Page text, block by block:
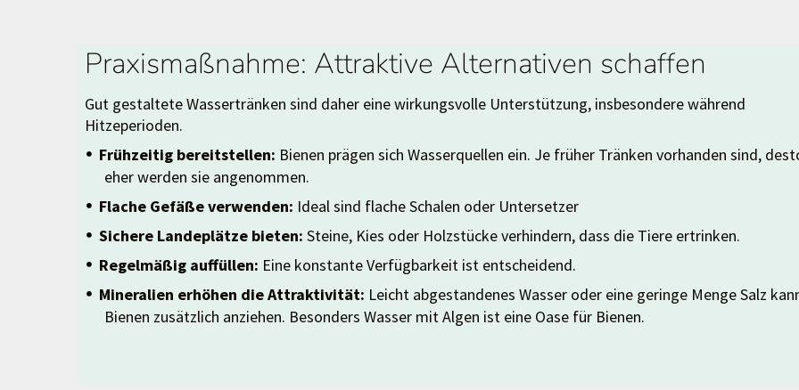
Praxismaßnahme: Attraktive Alternativen schaffen
Gut gestaltete Wassertränken sind daher eine wirkungsvolle Unterstützung, insbesondere während
Hitzeperioden.
Frühzeitig bereitstellen: Bienen prägen sich Wasserquellen ein. Je früher Tränken vorhanden sind,
eher werden sie angenommen.
Flache Gefäße verwenden: Ideal sind flache Schalen oder Untersetzer
Sichere Landeplätze bieten: Steine, Kies oder Holzstücke verhindern, dass die Tiere ertrinken.
Regelmäßig auffüllen: Eine konstante Verfügbarkeit ist entscheidend.
Mineralien erhöhen die Attraktivität: Leicht abgestandenes Wasser oder eine geringe Menge Salz
Bienen zusätzlich anziehen. Besonders Wasser mit Algen ist eine Oase für Bienen.